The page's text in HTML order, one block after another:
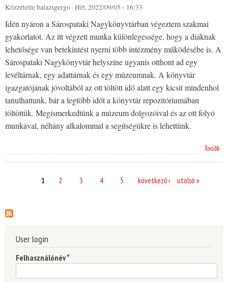
Közzétettebalazsgergo · Hét, 2022/09/05 - 16:33
Idén nyáron a Sárospataki Nagykönyvtárban végeztem szakmai
gyakorlatot. Az itt végzett munka különlegessége, hogy a diáknak
lehetősége van betekintést nyerni több intézmény működésébe is. A
Sárospataki Nagykönyvtár helyszíne ugyanis otthont ad egy
levéltárnak, egy adattárnak és egy múzeumnak. A könyvtár
igazgatójának jóvoltából az ott töltött idő alatt egy kicsit mindenhol
tanulhattunk, bár a legtöbb időt a könyvtár repozitóriumában
töltöttük. Megismerkedtünk a múzeum dolgozóival és az ott folyó
munkával, néhány alkalommal a segítségükre is lehettünk.
Tovább
1 2 3 4 5 következő › utolsó »
User login
Felhasználónév*